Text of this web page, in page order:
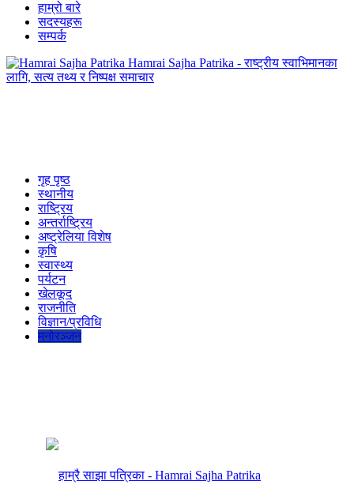
हाम्रो बारे
सदस्यहरू
सम्पर्क
Hamrai Sajha Patrika - राष्ट्रीय स्वाभिमानका
लागि, सत्य तथ्य र निष्पक्ष समाचार
गृह पृष्ठ
स्थानीय
राष्ट्रिय
अन्तर्राष्ट्रिय
अष्ट्रेलिया विशेष
कृषि
स्वास्थ्य
पर्यटन
खेलकूद
राजनीति
विज्ञान/प्रविधि
मनोरञ्जन